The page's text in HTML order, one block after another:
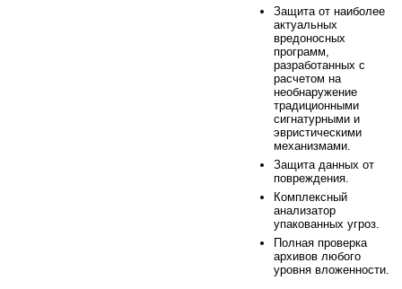
Защита от наиболее
актуальных
вредоносных
программ,
разработанных с
расчетом на
необнаружение
традиционными
сигнатурными и
эвристическими
механизмами.
Защита данных от
повреждения.
Комплексный
анализатор
упакованных угроз.
Полная проверка
архивов любого
уровня вложенности.